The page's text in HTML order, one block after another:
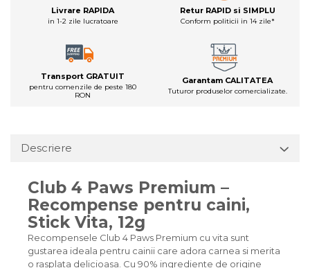
Livrare RAPIDA
in 1-2 zile lucratoare
Retur RAPID si SIMPLU
Conform politicii in 14 zile*
Transport GRATUIT
pentru comenzile de peste 180
RON
Garantam CALITATEA
Tuturor produselor comercializate.
Descriere
Club 4 Paws Premium –
Recompense pentru caini,
Stick Vita, 12g
Recompensele Club 4 Paws Premium cu vita sunt
gustarea ideala pentru cainii care adora carnea si merita
o rasplata delicioasa. Cu 90% ingrediente de origine